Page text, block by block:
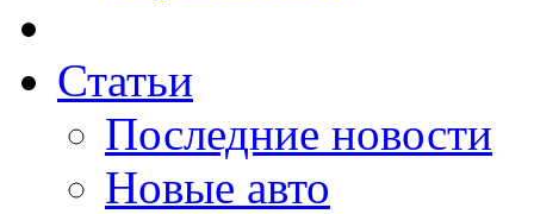
Статьи
Последние новости
Новые авто